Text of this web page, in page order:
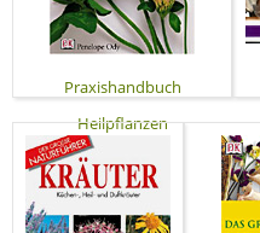
Praxishandbuch
Heilpflanzen